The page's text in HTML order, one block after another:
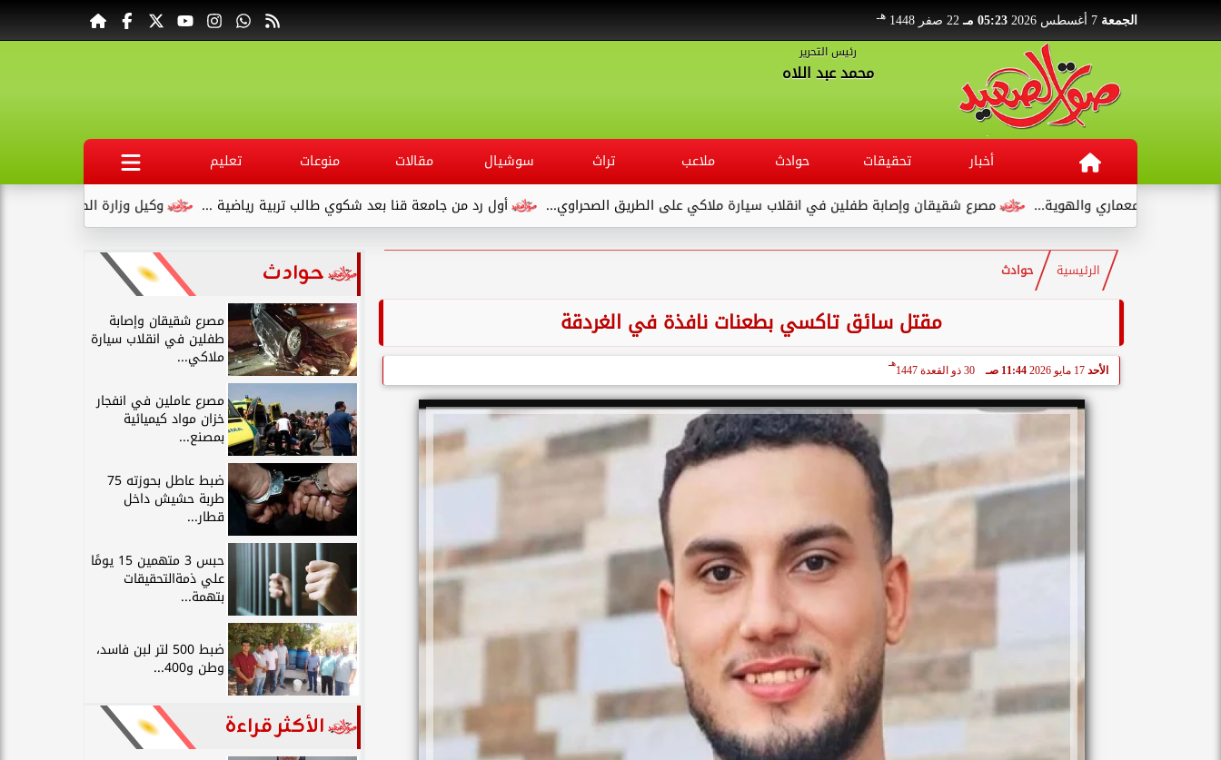
الجمعة 05:23 مـ 22 صفر 1448 هـ
رئيس التحرير
محمد عبد اللاه
أخبار تحقيقات حوادث ملاعب تراث سوشيال مقالات منوعات
تعليم
وكيل وزارة الصحة بقنا يبدأ عمله
أول رد من جامعة قنا بعد شكوي طالب تربية رياضية ... مصرع شقيقان وإصابة طفلين في انقلاب سيارة ملاكي على الطريق الصحراوي... والهوية...
الرئيسية حوادث
مقتل سائق تاكسي بطعنات نافذة في الغردقة
الأحد 17 مايو 2026 11:44 صـ 30 ذو القعدة 1447
هـ
حوادث
مصرع شقيقان وإصابة
طفلين في انقلاب سيارة
ملاكي...
مصرع عاملين في انفجار
خزان مواد كيميائية
بمصنع...
ضبط عاطل بحوزته 75
طربة حشيش داخل
قطار...
حبس 3 متهمين 15 يومًا
علي ذمةالتحقيقات
بتهمة...
ضبط 500 لتر لبن فاسد،
وطن و400...
الأكثر قراءة